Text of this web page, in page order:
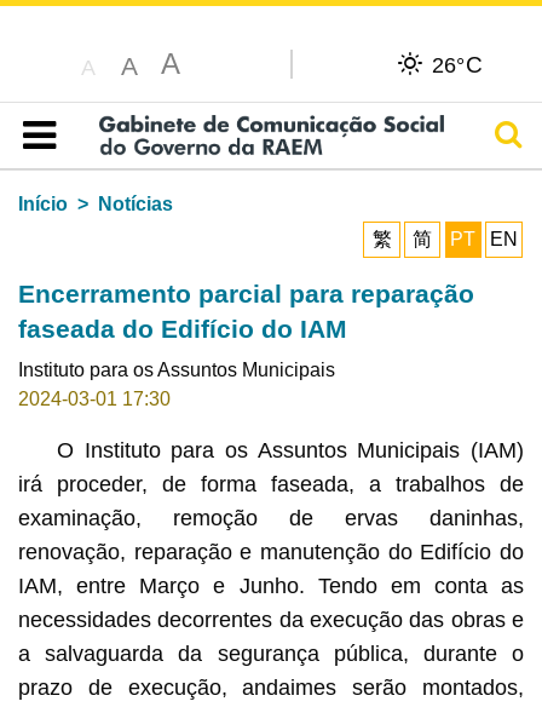
A A A 26°C
Índice
Início
Notícias
繁
简 PT EN
Encerramento parcial para reparação
faseada do Edifício do IAM
Instituto para os Assuntos Municipais
2024-03-01 17:30
O Instituto para os Assuntos Municipais (IAM)
irá proceder, de forma faseada, a trabalhos de
examinação, remoção de ervas daninhas,
renovação, reparação e manutenção do Edifício do
IAM, entre Março e Junho. Tendo em conta as
necessidades decorrentes da execução das obras e
a salvaguarda da segurança pública, durante o
prazo de execução, andaimes serão montados,